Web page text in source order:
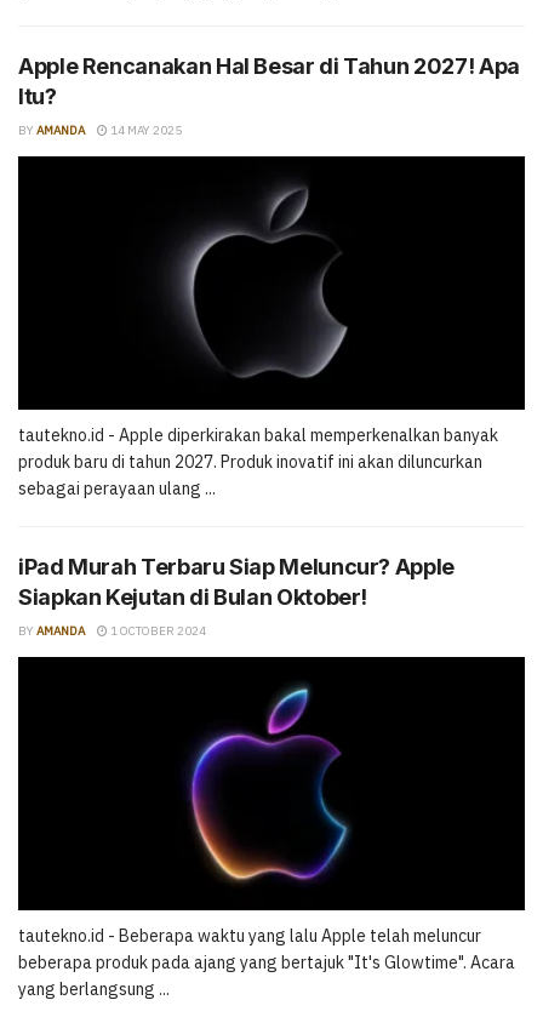
Apple Rencanakan Hal Besar di Tahun 2027! Apa
Itu?
BY AMANDA 14 MAY 2025
tautekno.id - Apple diperkirakan bakal memperkenalkan banyak
produk baru di tahun 2027. Produk inovatif ini akan diluncurkan
sebagai perayaan ulang ...
iPad Murah Terbaru Siap Meluncur? Apple
Siapkan Kejutan di Bulan Oktober!
BY AMANDA 1 OCTOBER 2024
tautekno.id - Beberapa waktu yang lalu Apple telah meluncur
beberapa produk pada ajang yang bertajuk "It's Glowtime". Acara
yang berlangsung ...